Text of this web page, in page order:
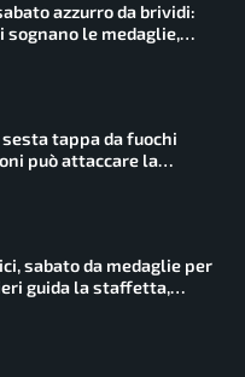
azzurro da brividi:
sognano le medaglie,
in finale
sesta tappa da fuochi
può attaccare la
sabato da medaglie per
guida la staffetta,
dalle grandi altezze